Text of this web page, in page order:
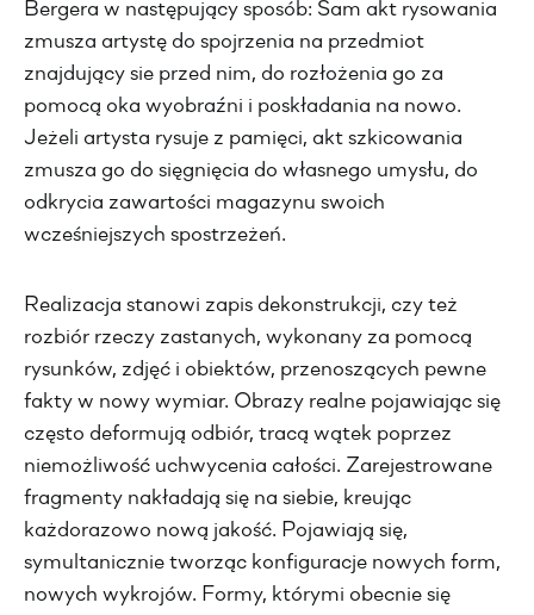
Bergera w następujący sposób: Sam akt rysowania
zmusza artystę do spojrzenia na przedmiot
znajdujący sie przed nim, do rozłożenia go za
pomocą oka wyobraźni i poskładania na nowo.
Jeżeli artysta rysuje z pamięci, akt szkicowania
zmusza go do sięgnięcia do własnego umysłu, do
odkrycia zawartości magazynu swoich
wcześniejszych spostrzeżeń.
Realizacja stanowi zapis dekonstrukcji, czy też
rozbiór rzeczy zastanych, wykonany za pomocą
rysunków, zdjęć i obiektów, przenoszących pewne
fakty w nowy wymiar. Obrazy realne pojawiając się
często deformują odbiór, tracą wątek poprzez
niemożliwość uchwycenia całości. Zarejestrowane
fragmenty nakładają się na siebie, kreując
każdorazowo nową jakość. Pojawiają się,
symultanicznie tworząc konfiguracje nowych form,
nowych wykrojów. Formy, którymi obecnie się